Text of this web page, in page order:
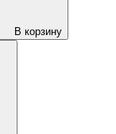
В корзину